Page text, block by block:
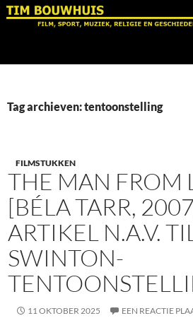
Ga
Tag archieven: tentoonstelling
FILMSTUKKEN
THE MAN FROM
[BÉLA TARR,
ARTIKEL N.A.V.
SWINTON-
11 OKTOBER 2025 EEN REACTIE